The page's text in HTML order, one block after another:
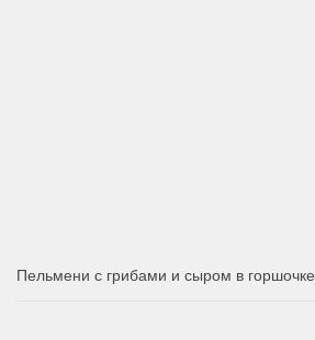
Пельмени с грибами и сыром в горшочке